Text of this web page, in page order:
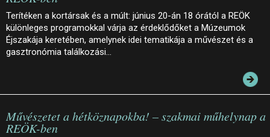
Terítéken a kortársak és a múlt: június 20-án 18 órától a REÖK
különleges programokkal várja az érdeklődőket a Múzeumok
Éjszakája keretében, amelynek idei tematikája a művészet és a
gasztronómia találkozási…
Művészetet a hétköznapokba! – szakmai műhelynap a
REÖK-ben